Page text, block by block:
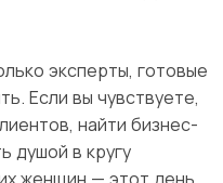
эксперты, готовые
Если вы чувствуете,
найти бизнес-
душой в кругу
женщин — этот день